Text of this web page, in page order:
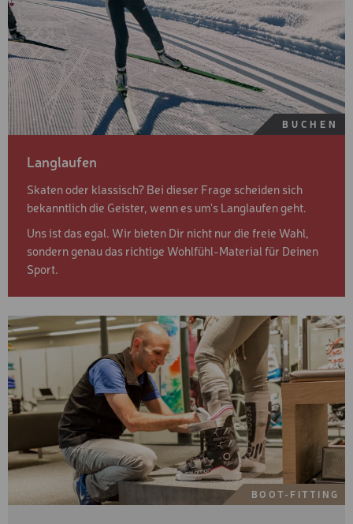
Langlaufen
Skaten oder klassisch? Bei dieser Frage scheiden sich
bekanntlich die Geister, wenn es um's Langlaufen geht.
Uns ist das egal. Wir bieten Dir nicht nur die freie Wahl,
sondern genau das richtige Wohlfühl-Material für Deinen
Sport.
BUCHEN
BOOT-FITTING